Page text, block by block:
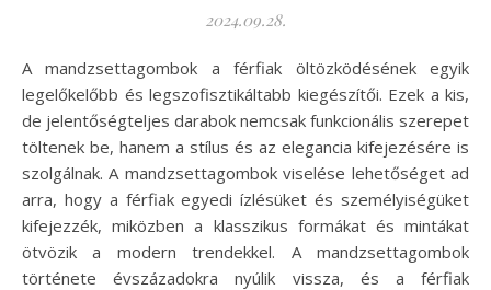
2024.09.28.
A mandzsettagombok a férfiak öltözködésének egyik
legelőkelőbb és legszofisztikáltabb kiegészítői. Ezek a kis,
de jelentőségteljes darabok nemcsak funkcionális szerepet
töltenek be, hanem a stílus és az elegancia kifejezésére is
szolgálnak. A mandzsettagombok viselése lehetőséget ad
arra, hogy a férfiak egyedi ízlésüket és személyiségüket
kifejezzék, miközben a klasszikus formákat és mintákat
ötvözik a modern trendekkel. A mandzsettagombok
története évszázadokra nyúlik vissza, és a férfiak